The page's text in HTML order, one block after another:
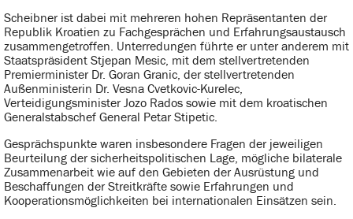
Scheibner ist dabei mit mehreren hohen Repräsentanten der
Republik Kroatien zu Fachgesprächen und Erfahrungsaustausch
zusammengetroffen. Unterredungen führte er unter anderem mit
Staatspräsident Stjepan Mesic, mit dem stellvertretenden
Premierminister Dr. Goran Granic, der stellvertretenden
Außenministerin Dr. Vesna Cvetkovic-Kurelec,
Verteidigungsminister Jozo Rados sowie mit dem kroatischen
Generalstabschef General Petar Stipetic.
Gesprächspunkte waren insbesondere Fragen der jeweiligen
Beurteilung der sicherheitspolitischen Lage, mögliche bilaterale
Zusammenarbeit wie auf den Gebieten der Ausrüstung und
Beschaffungen der Streitkräfte sowie Erfahrungen und
Kooperationsmöglichkeiten bei internationalen Einsätzen sein.